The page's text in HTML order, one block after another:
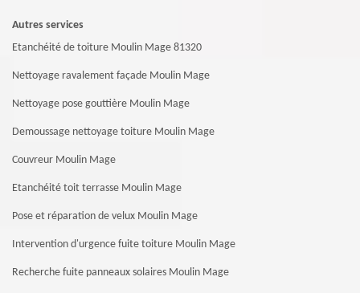
Autres services
Etanchéité de toiture Moulin Mage 81320
Nettoyage ravalement façade Moulin Mage
Nettoyage pose gouttière Moulin Mage
Demoussage nettoyage toiture Moulin Mage
Couvreur Moulin Mage
Etanchéité toit terrasse Moulin Mage
Pose et réparation de velux Moulin Mage
Intervention d'urgence fuite toiture Moulin Mage
Recherche fuite panneaux solaires Moulin Mage